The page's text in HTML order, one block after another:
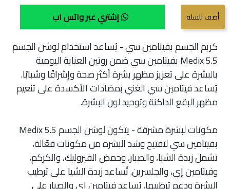
إشتري عبر واتس اب
كريم الجسم بفيتامين سي - يُساعد استخدام لوشن الجسم
Medix 5.5 بفيتامين سي ضمن روتين العناية اليومية
بالبشرة على تعزيز مظهر بشرة أكثر صحة وإشراقًا وشبابًا.
يُساعد فيتامين سي الغني بمضادات الأكسدة على تنعيم
مظهر البقع الداكنة وتوحيد لون البشرة.
مكونات لبشرة مشرقة - يتكون لوشن الجسم Medix 5.5
بفيتامين سي لتفتيح وشد البشرة من مكونات فعّالة،
تشمل زبدة الشيا، والصبار، وحمض الفيروليك، والكركم،
وفيتامين إي، والجلسرين. تُساعد زبدة الشيا على ترطيب
البشرة ودعم ترطيبها. يُساعد فيتامين إي والصبار على